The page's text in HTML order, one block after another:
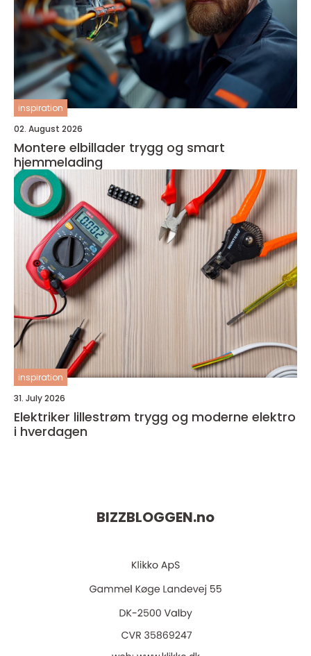
inspiration
02. August 2026
Montere elbillader trygg og smart
hjemmelading
inspiration
31. July 2026
Elektriker lillestrøm trygg og moderne elektro
i hverdagen
BIZZBLOGGEN.no